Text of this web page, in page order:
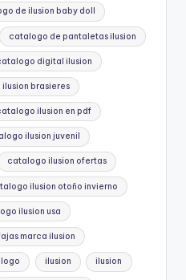
de ilusion baby doll
catalogo de pantaletas ilusion
digital ilusion
brasieres
ilusion en pdf
ilusion juvenil
catalogo ilusion ofertas
ilusion otoño invierno
ilusion usa
marca ilusion
ilusion ilusion